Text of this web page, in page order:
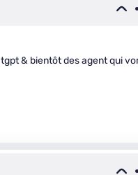
& bientôt des agent qui